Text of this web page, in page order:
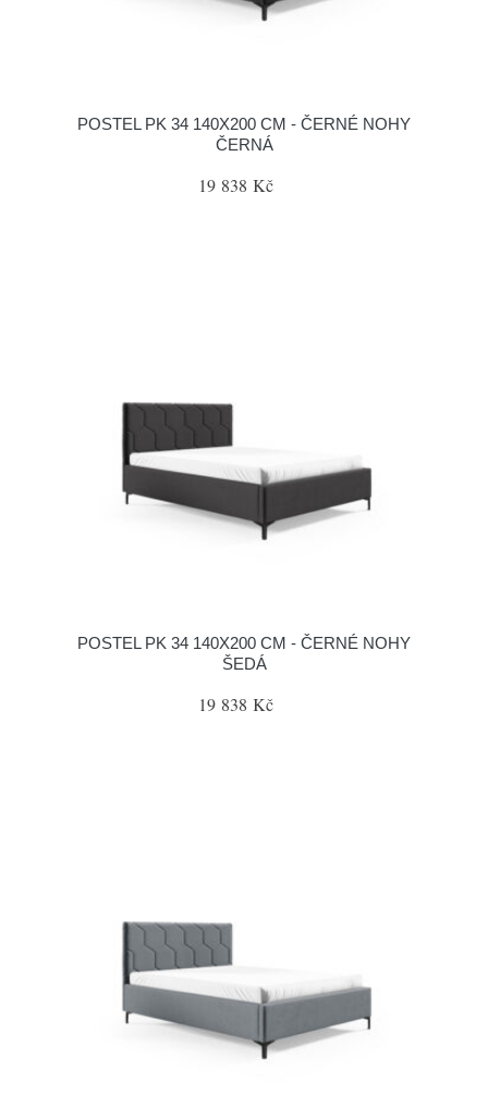
POSTEL PK 34 140X200 CM - ČERNÉ NOHY
ČERNÁ
19 838 Kč
POSTEL PK 34 140X200 CM - ČERNÉ NOHY
ŠEDÁ
19 838 Kč